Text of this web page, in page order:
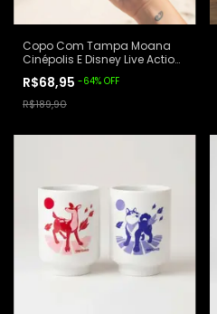
Copo Com Tampa Moana
Cinépolis E Disney Live Action
R$68,95 -64% OFF
R$189,90